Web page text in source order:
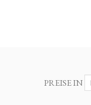
PREISE IN